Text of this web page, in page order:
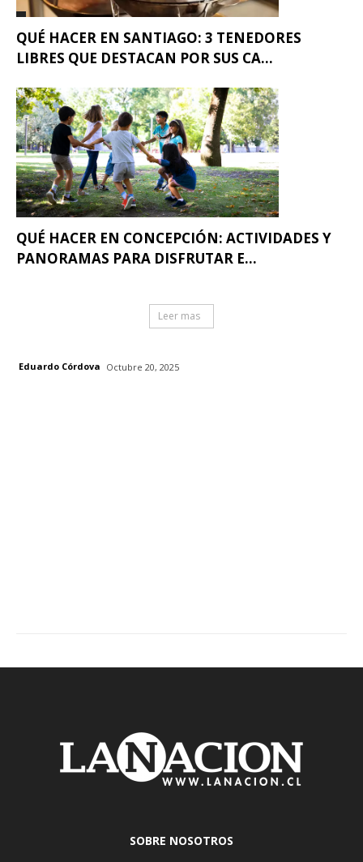
QUÉ HACER EN SANTIAGO: 3 TENEDORES
LIBRES QUE DESTACAN POR SUS CA...
QUÉ HACER EN CONCEPCIÓN: ACTIVIDADES Y
PANORAMAS PARA DISFRUTAR E...
Leer mas
Eduardo Córdova Octubre 20, 2025
SOBRE NOSOTROS